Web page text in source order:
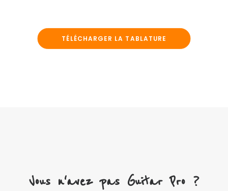
TÉLÉCHARGER LA TABLATURE
Vous n'avez pas Guitar Pro ?